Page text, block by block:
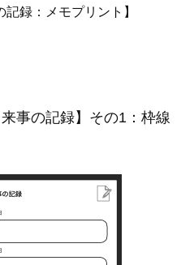
記録：メモプリント】
事の記録】その1：枠線